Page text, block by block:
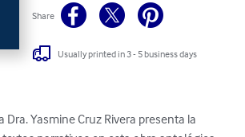
Share
Usually printed in 3 - 5 business days
Yasmine Cruz Rivera presenta la